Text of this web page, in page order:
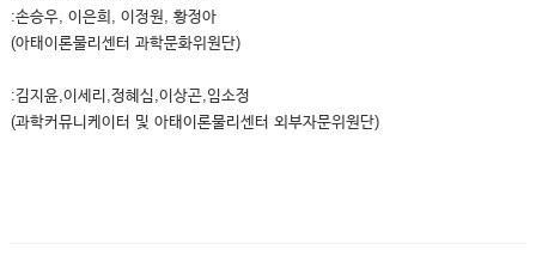
:손승우, 이은희, 이정원, 황정아
(아태이론물리센터 과학문화위원단)
:김지윤,이세리,정혜심,이상곤,임소정
(과학커뮤니케이터 및 아태이론물리센터 외부자문위원단)